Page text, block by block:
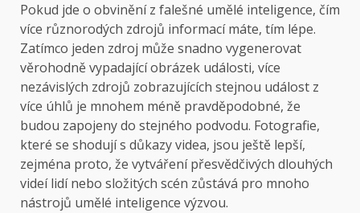
Pokud jde o obvinění z falešné umělé inteligence, čím
více různorodých zdrojů informací máte, tím lépe.
Zatímco jeden zdroj může snadno vygenerovat
věrohodně vypadající obrázek události, více
nezávislých zdrojů zobrazujících stejnou událost z
více úhlů je mnohem méně pravděpodobné, že
budou zapojeny do stejného podvodu. Fotografie,
které se shodují s důkazy videa, jsou ještě lepší,
zejména proto, že vytváření přesvědčivých dlouhých
videí lidí nebo složitých scén zůstává pro mnoho
nástrojů umělé inteligence výzvou.